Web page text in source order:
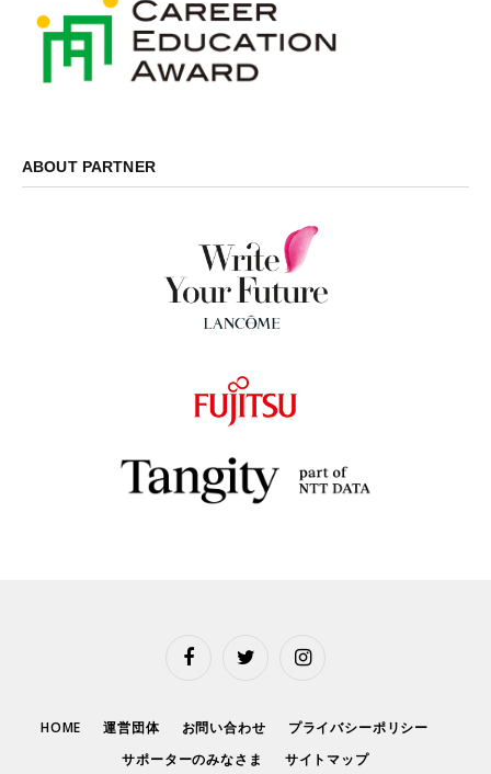
ABOUT PARTNER
FacebookTwitter Instagram
HOME 運営団体 お問い合わせ
プライバシーポリシー
サポーターのみなさま
サイトマップ